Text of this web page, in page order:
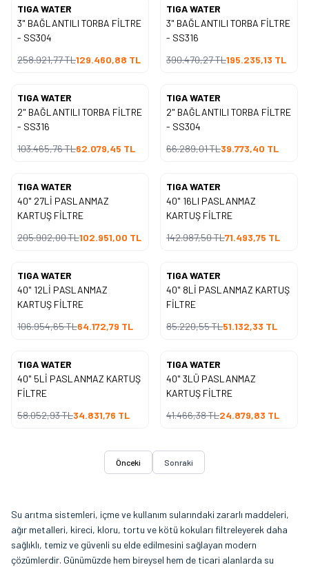
Yeni
% 50
TIGA WATER
3" BAĞLANTILI TORBA FİLTRE
- SS304
258.921,77TL129.460,88 TL
Yeni
% 50
TIGA WATER
3" BAĞLANTILI TORBA FİLTRE
- SS316
390.470,27TL195.235,13 TL
Yeni
%40
TIGA WATER
2" BAĞLANTILI TORBA FİLTRE
- SS316
103.465,76TL62.079,45 TL
Yeni
%40
TIGA WATER
2" BAĞLANTILI TORBA FİLTRE
- SS304
66.289,01TL39.773,40 TL
Yeni
%50
TIGA WATER
40" 27Lİ PASLANMAZ
KARTUŞ FİLTRE
205.902,00TL102.951,00 TL
Yeni
%50
TIGA WATER
40" 16LI PASLANMAZ
KARTUŞ FİLTRE
142.987,50TL71.493,75 TL
Yeni
%40
TIGA WATER
40" 12Lİ PASLANMAZ
KARTUŞ FİLTRE
106.954,65TL64.172,79 TL
Yeni
%40
TIGA WATER
40" 8Lİ PASLANMAZ KARTUŞ
FİLTRE
85.220,55TL51.132,33 TL
Yeni
%40
TIGA WATER
40" 5Lİ PASLANMAZ KARTUŞ
FİLTRE
58.052,93TL34.831,76 TL
Yeni
%40
TIGA WATER
40" 3LÜ PASLANMAZ
KARTUŞ FİLTRE
41.466,38TL24.879,83 TL
Önceki Sonraki
Su arıtma sistemleri, içme ve kullanım sularındaki zararlı maddeleri,
ağır metalleri, kireci, kloru, tortu ve kötü kokuları filtreleyerek daha
sağlıklı, temiz ve güvenli su elde edilmesini sağlayan modern
çözümlerdir. Günümüzde hem bireysel hem de ticari alanlarda su